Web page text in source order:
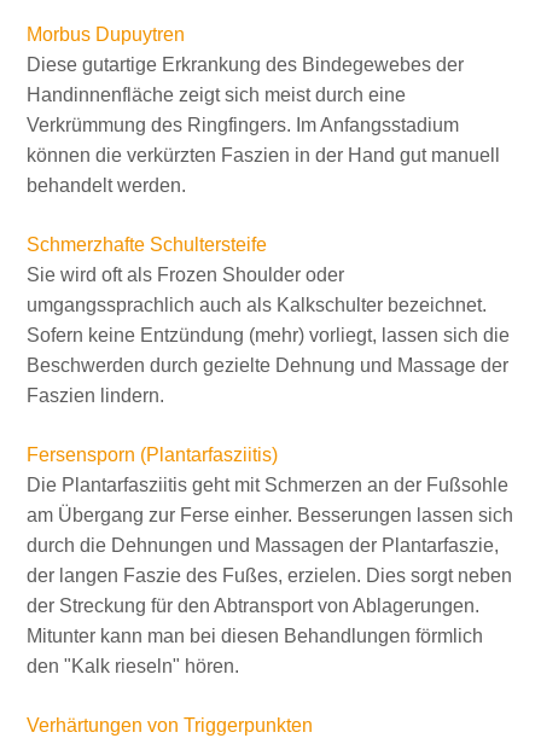
Morbus Dupuytren
Diese gutartige Erkrankung des Bindegewebes der
Handinnenfläche zeigt sich meist durch eine
Verkrümmung des Ringfingers. Im Anfangsstadium
können die verkürzten Faszien in der Hand gut manuell
behandelt werden.
Schmerzhafte Schultersteife
Sie wird oft als Frozen Shoulder oder
umgangssprachlich auch als Kalkschulter bezeichnet.
Sofern keine Entzündung (mehr) vorliegt, lassen sich die
Beschwerden durch gezielte Dehnung und Massage der
Faszien lindern.
Fersensporn (Plantarfasziitis)
Die Plantarfasziitis geht mit Schmerzen an der Fußsohle
am Übergang zur Ferse einher. Besserungen lassen sich
durch die Dehnungen und Massagen der Plantarfaszie,
der langen Faszie des Fußes, erzielen. Dies sorgt neben
der Streckung für den Abtransport von Ablagerungen.
Mitunter kann man bei diesen Behandlungen förmlich
den "Kalk rieseln" hören.
Verhärtungen von Triggerpunkten